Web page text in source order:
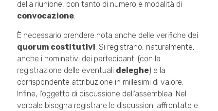
della riunione, con tanto di numero e modalità di
convocazione
È necessario prendere nota anche delle verifiche dei
quorum costitutivi . Si registrano, naturalmente,
anche i nominativi dei partecipanti (con la
registrazione delle eventuali deleghe) e la
corrispondente attribuzione in millesimi di valore.
Infine, l’oggetto di discussione dell’assemblea. Nel
verbale bisogna registrare le discussioni affrontate e